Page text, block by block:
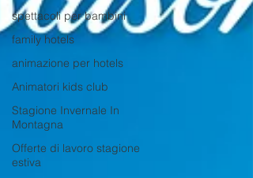
spettacoli per bambini
family hotels
animazione per hotels
Animatori kids club
Stagione Invernale In
Montagna
Offerte di lavoro stagione
estiva